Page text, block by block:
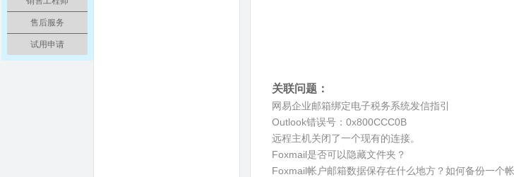
关联问题：
网易企业邮箱绑定电子税务系统发信指引
Outlook错误号：0x800CCC0B
远程主机关闭了一个现有的连接。
Foxmail是否可以隐藏文件夹？
Foxmail帐户邮箱数据保存在什么地方？如何备份一个
售后服务
试用申请